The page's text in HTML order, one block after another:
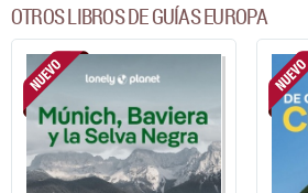
OTROS LIBROS DE GUÍAS EUROPA